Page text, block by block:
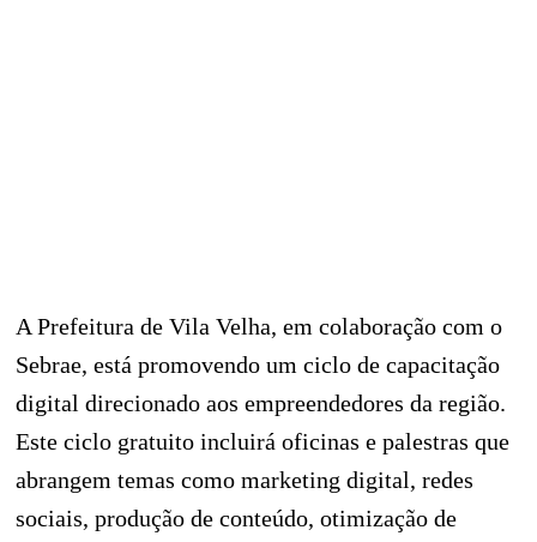
A Prefeitura de Vila Velha, em colaboração com o
Sebrae, está promovendo um ciclo de capacitação
digital direcionado aos empreendedores da região.
Este ciclo gratuito incluirá oficinas e palestras que
abrangem temas como marketing digital, redes
sociais, produção de conteúdo, otimização de